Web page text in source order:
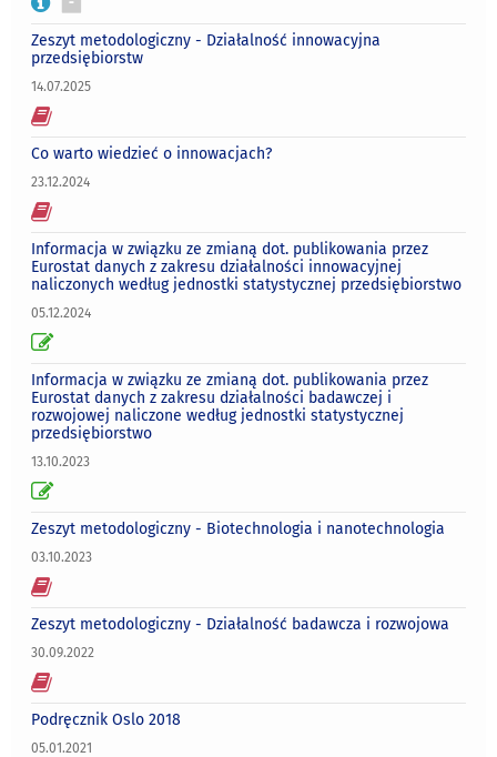
Zeszyt metodologiczny - Działalność innowacyjna
przedsiębiorstw
14.07.2025
Co warto wiedzieć o innowacjach?
23.12.2024
Informacja w związku ze zmianą dot. publikowania przez
Eurostat danych z zakresu działalności innowacyjnej
naliczonych według jednostki statystycznej przedsiębiorstwo
05.12.2024
Informacja w związku ze zmianą dot. publikowania przez
Eurostat danych z zakresu działalności badawczej i
rozwojowej naliczone według jednostki statystycznej
przedsiębiorstwo
13.10.2023
Zeszyt metodologiczny - Biotechnologia i nanotechnologia
03.10.2023
Zeszyt metodologiczny - Działalność badawcza i rozwojowa
30.09.2022
Podręcznik Oslo 2018
05.01.2021